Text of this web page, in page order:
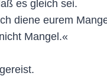
es gleich sei.
diene eurem
Mangel.«